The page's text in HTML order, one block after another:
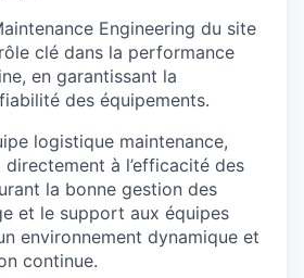
Engineering du site
clé dans la performance
en garantissant la
des équipements.
logistique maintenance,
à l’efficacité des
la bonne gestion des
et le support aux équipes
environnement dynamique et
continue.